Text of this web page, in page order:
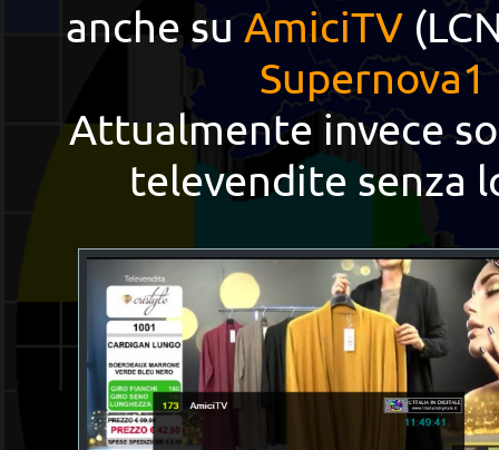
anche su AmiciTV
Supernova1
Attualmente invece
televendite senza